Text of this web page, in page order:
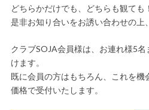
どちらかだけでも、どちらも観ても
是非お知り合いをお誘い合わせの上
クラブSOJA会員様は、お連れ様5
けます。
既に会員の方はもちろん、これを機
価格で受付いたします。